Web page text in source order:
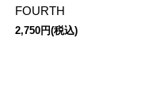
FOURTH
2,750円(税込)